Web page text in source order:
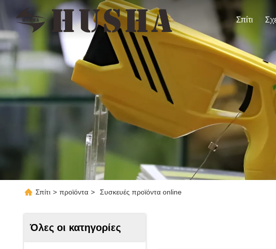
Σπίτι
Σπίτι > προϊόντα > Συσκευές προϊόντα online
Όλες οι κατηγορίες